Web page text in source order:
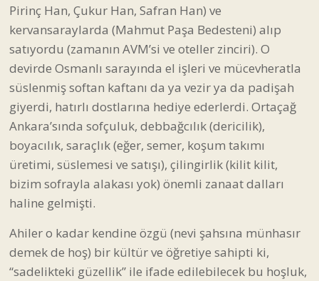
Pirinç Han, Çukur Han, Safran Han) ve
kervansaraylarda (Mahmut Paşa Bedesteni) alıp
satıyordu (zamanın AVM’si ve oteller zinciri). O
devirde Osmanlı sarayında el işleri ve mücevheratla
süslenmiş softan kaftanı da ya vezir ya da padişah
giyerdi, hatırlı dostlarına hediye ederlerdi. Ortaçağ
Ankara’sında sofçuluk, debbağcılık (dericilik),
boyacılık, saraçlık (eğer, semer, koşum takımı
üretimi, süslemesi ve satışı), çilingirlik (kilit kilit,
bizim sofrayla alakası yok) önemli zanaat dalları
haline gelmişti.
Ahiler o kadar kendine özgü (nevi şahsına münhasır
demek de hoş) bir kültür ve öğretiye sahipti ki,
“sadelikteki güzellik” ile ifade edilebilecek bu hoşluk,